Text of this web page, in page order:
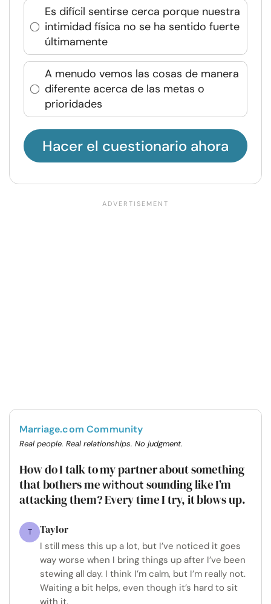
Es difícil sentirse cerca porque nuestra
intimidad física no se ha sentido fuerte
últimamente
A menudo vemos las cosas de manera
diferente acerca de las metas o
prioridades
Hacer el cuestionario ahora
Marriage.com Community
Real people. Real relationships. No judgment.
How do I talk to my partner about something
that bothers mewithout sounding like I’m
attacking them? Every time I try, it blows up.
T Taylor
I still mess this up a lot, but I’ve noticed it goes
way worse when I bring things up after I’ve been
stewing all day. I think I’m calm, but I’m really not.
Waiting a bit helps, even though it’s hard to sit